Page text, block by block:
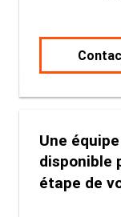
Une
disponible
étape de